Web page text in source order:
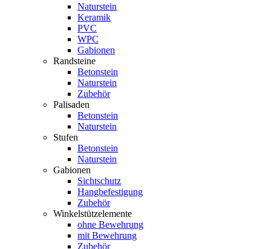
Naturstein
Keramik
PVC
WPC
Gabionen
Randsteine
Betonstein
Naturstein
Zubehör
Palisaden
Betonstein
Naturstein
Stufen
Betonstein
Naturstein
Gabionen
Sichtschutz
Hangbefestigung
Zubehör
Winkelstützelemente
ohne Bewehrung
mit Bewehrung
Zubehör